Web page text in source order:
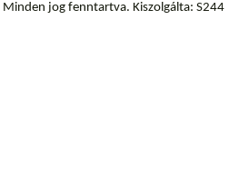
Minden jog fenntartva. Kiszolgálta: S244